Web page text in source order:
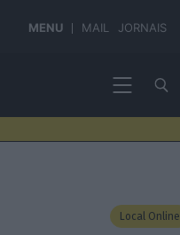
MENU MAIL JORNAIS
Local Online